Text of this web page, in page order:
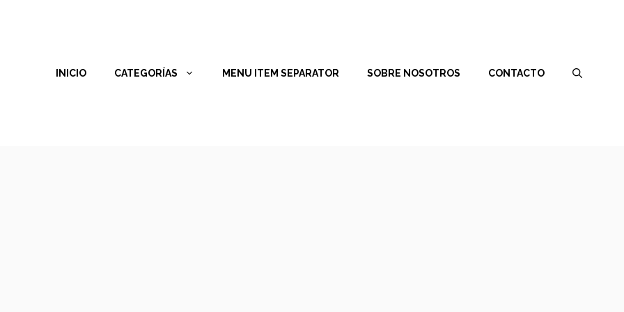
INICIO CATEGORÍAS MENU ITEM SEPARATOR SOBRE NOSOTROS CONTACTO